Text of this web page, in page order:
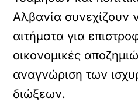
Αλβανία συνεχίζουν
αιτήματα για
οικονομικές
αναγνώριση των
διώξεων.